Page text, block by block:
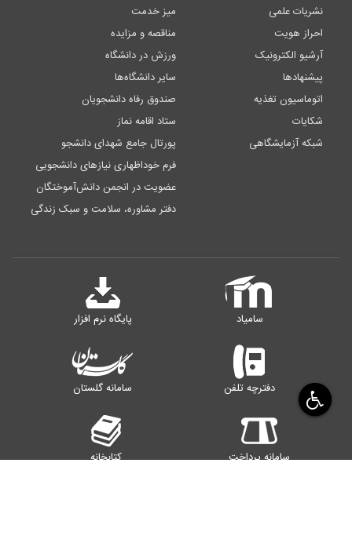
نشریات علمی
احراز هویت
آرشیو الکترونیک
پیشنهادها
اتوماسیون تغذیه
شکایات
شبکه آزمایشگاهی
میز خدمت
مناقصه و مزایده
ورزش در دانشگاه
سایر دانشگاه‌ها
صندوق رفاه دانشجویان
ستاد اقامه نماز
پورتال جامع شهدای دانشجو
فرم خوداظهاری نیازهای دانشجویی
عضویت در انجمن دانش‌آموختگان
دفتر مشاوره، سلامت و سبک زندگی
سامیاد پایگاه نرم افزار
دفترچه تلفن سامانه گلستان
سامانه پرداخت کتابخانه